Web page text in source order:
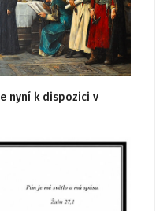
nyní k dispozici v